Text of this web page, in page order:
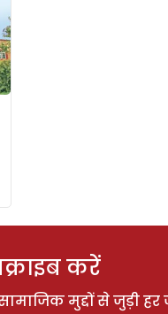
करें
मुद्दों से जुड़ी